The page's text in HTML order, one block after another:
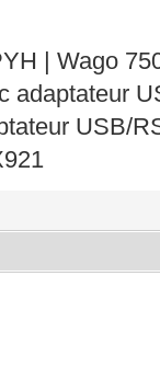
| Wago
adaptateur
USB/